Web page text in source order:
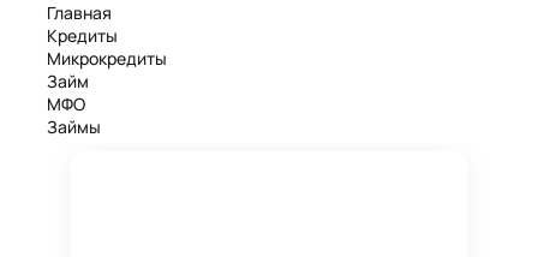
Главная
Кредиты
Микрокредиты
Займ
МФО
Займы